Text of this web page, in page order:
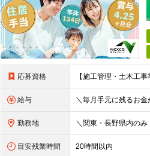
応募資格
給与
勤務地
目安残業時間 20時間以内